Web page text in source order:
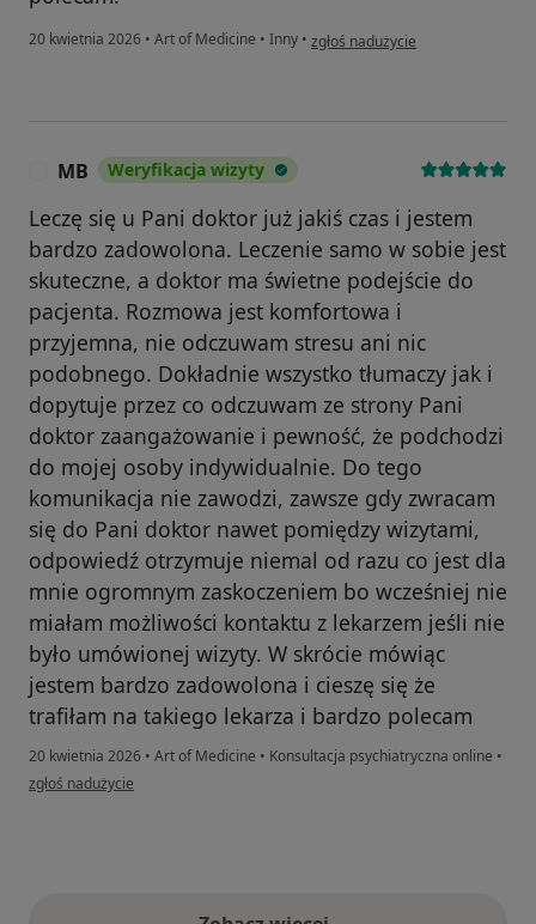
20 kwietnia 2026 • Art of Medicine • Inny • w opinii użytkownika Magda
zgłoś nadużycie
MB Weryfikacja wizyty
Leczę się u Pani doktor już jakiś czas i jestem
bardzo zadowolona. Leczenie samo w sobie jest
skuteczne, a doktor ma świetne podejście do
pacjenta. Rozmowa jest komfortowa i
przyjemna, nie odczuwam stresu ani nic
podobnego. Dokładnie wszystko tłumaczy jak i
dopytuje przez co odczuwam ze strony Pani
doktor zaangażowanie i pewność, że podchodzi
do mojej osoby indywidualnie. Do tego
komunikacja nie zawodzi, zawsze gdy zwracam
się do Pani doktor nawet pomiędzy wizytami,
odpowiedź otrzymuje niemal od razu co jest dla
mnie ogromnym zaskoczeniem bo wcześniej nie
miałam możliwości kontaktu z lekarzem jeśli nie
było umówionej wizyty. W skrócie mówiąc
jestem bardzo zadowolona i cieszę się że
trafiłam na takiego lekarza i bardzo polecam
20 kwietnia 2026 • Art of Medicine • Konsultacja psychiatryczna online •
w opinii użytkownika MB
zgłoś nadużycie